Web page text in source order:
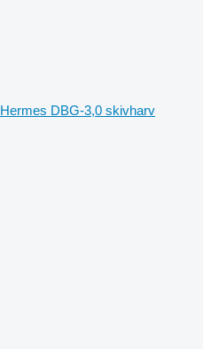
DBG-3,0 skivharv